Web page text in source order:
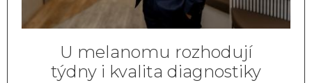
U melanomu rozhodují
týdny i kvalita diagnostiky